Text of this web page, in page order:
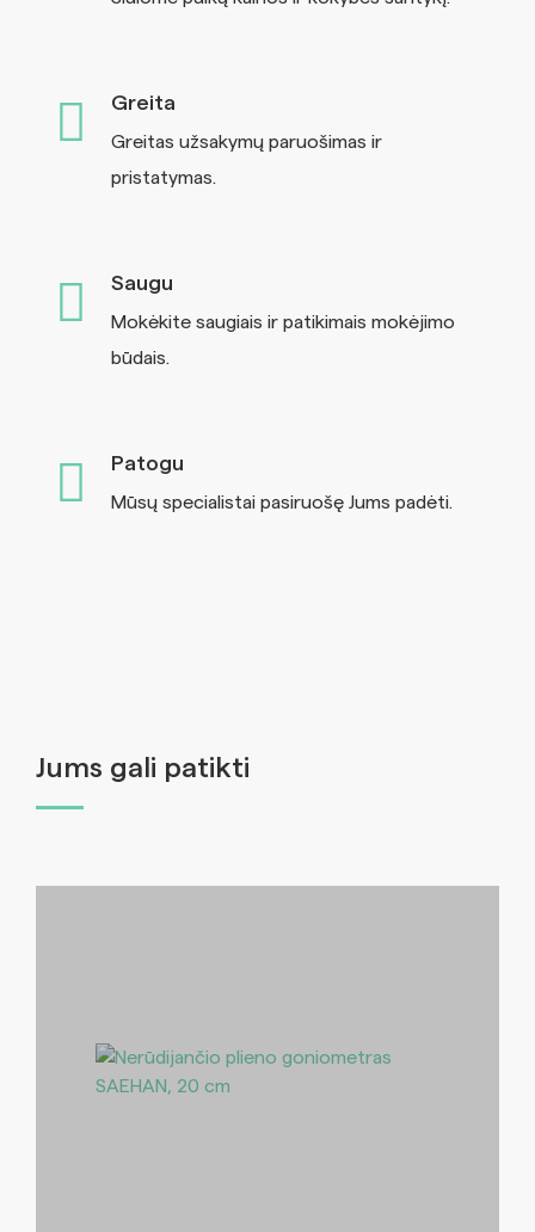
Greita
Greitas užsakymų paruošimas ir
pristatymas.
Saugu
Mokėkite saugiais ir patikimais mokėjimo
būdais.
Patogu
Mūsų specialistai pasiruošę Jums padėti.
Jums gali patikti